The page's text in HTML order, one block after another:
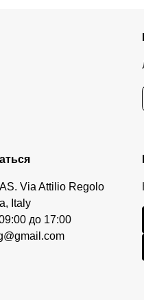
Via Attilio Regolo
Italy
до 17:00